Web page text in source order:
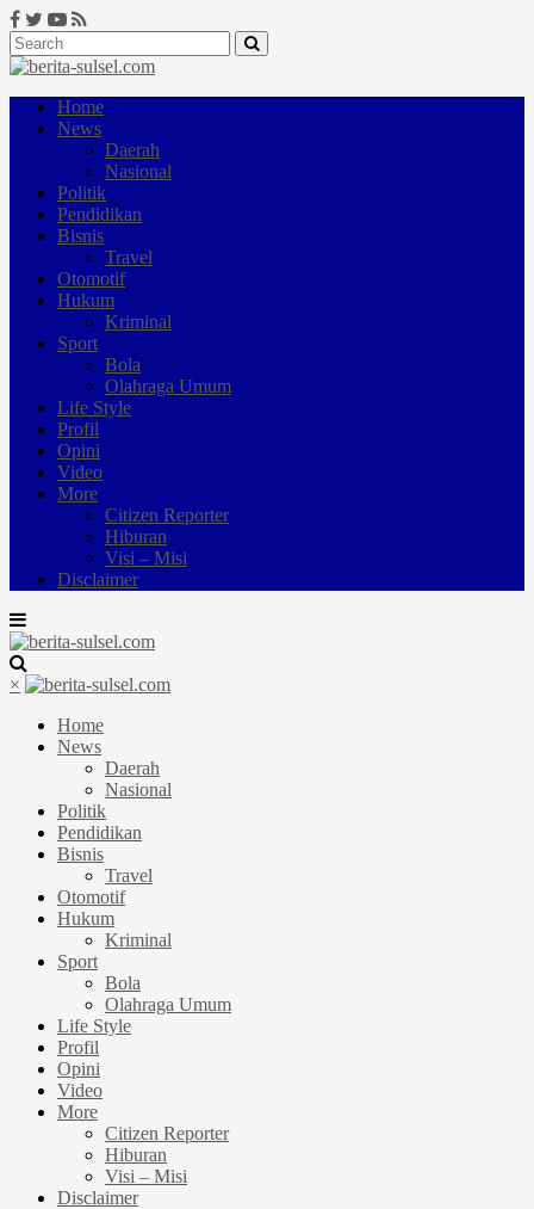
Home
News
Daerah
Nasional
Politik
Pendidikan
Bisnis
Travel
Otomotif
Hukum
Kriminal
Sport
Bola
Olahraga Umum
Life Style
Profil
Opini
Video
More
Citizen Reporter
Hiburan
Visi – Misi
Disclaimer
×
Home
News
Daerah
Nasional
Politik
Pendidikan
Bisnis
Travel
Otomotif
Hukum
Kriminal
Sport
Bola
Olahraga Umum
Life Style
Profil
Opini
Video
More
Citizen Reporter
Hiburan
Visi – Misi
Disclaimer